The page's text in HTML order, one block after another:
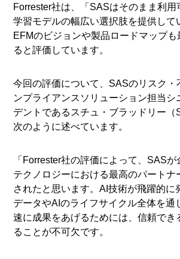
Forrester社は、「SASはそのまま利
学習モデルの幅広い選択肢を提供して
EFMのビジョンや製品ロードマップ
ると評価しています。
今回の評価について、SASのリスク・
ンプライアンスソリューション担当シ
デントであるスチュ・ブラッドリー（
次のように述べています。
「Forrester社の評価によって、SAS
テクノロジーにおける最高のパートナ
されたと思います。AI技術が飛躍的に
データやAIのライフサイクル全体を通
速に成果をあげるためには、信頼でき
ることが不可欠です。